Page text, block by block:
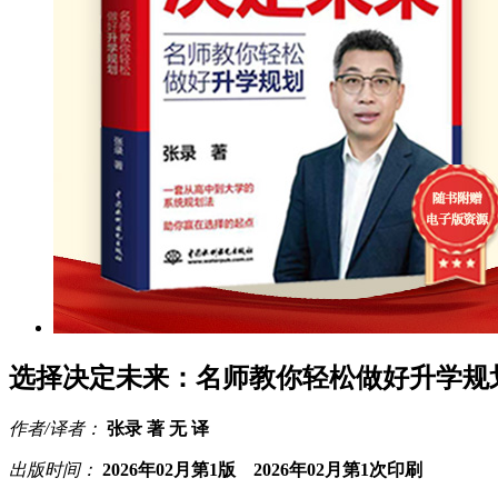
选择决定未来：名师教你轻松做好升学规
作者/译者： 张录 著 无 译
出版时间： 2026年02月第1版 2026年02月第1次印刷